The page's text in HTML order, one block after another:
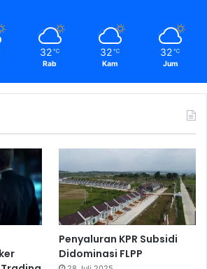
32 ℃
Rab
32 ℃
Kam
32 ℃
Jum
Penyaluran KPR Subsidi
Didominasi FLPP